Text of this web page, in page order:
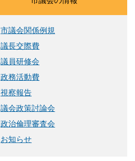
市議会関係例規
議長交際費
議員研修会
政務活動費
視察報告
議会政策討論会
政治倫理審査会
お知らせ